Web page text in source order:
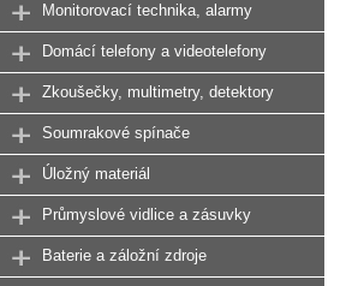
Monitorovací technika, alarmy
Domácí telefony a videotelefony
Zkoušečky, multimetry, detektory
Soumrakové spínače
Úložný materiál
Průmyslové vidlice a zásuvky
Baterie a záložní zdroje